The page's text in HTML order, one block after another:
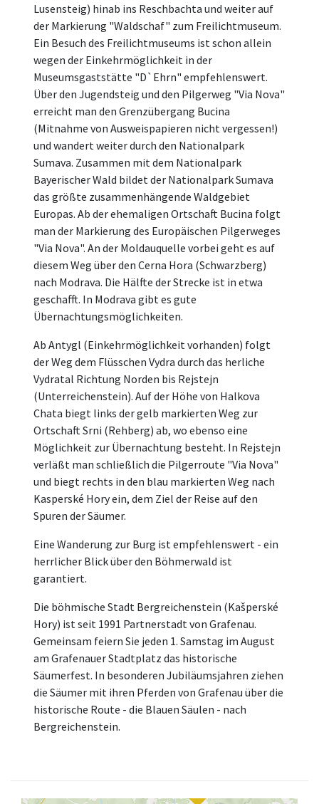
Lusensteig) hinab ins Reschbachta und weiter auf
der Markierung "Waldschaf" zum Freilichtmuseum.
Ein Besuch des Freilichtmuseums ist schon allein
wegen der Einkehrmöglichkeit in der
Museumsgaststätte "D`Ehrn" empfehlenswert.
Über den Jugendsteig und den Pilgerweg "Via Nova"
erreicht man den Grenzübergang Bucina
(Mitnahme von Ausweispapieren nicht vergessen!)
und wandert weiter durch den Nationalpark
Sumava. Zusammen mit dem Nationalpark
Bayerischer Wald bildet der Nationalpark Sumava
das größte zusammenhängende Waldgebiet
Europas. Ab der ehemaligen Ortschaft Bucina folgt
man der Markierung des Europäischen Pilgerweges
"Via Nova". An der Moldauquelle vorbei geht es auf
diesem Weg über den Cerna Hora (Schwarzberg)
nach Modrava. Die Hälfte der Strecke ist in etwa
geschafft. In Modrava gibt es gute
Übernachtungsmöglichkeiten.
Ab Antygl (Einkehrmöglichkeit vorhanden) folgt
der Weg dem Flüsschen Vydra durch das herliche
Vydratal Richtung Norden bis Rejstejn
(Unterreichenstein). Auf der Höhe von Halkova
Chata biegt links der gelb markierten Weg zur
Ortschaft Srni (Rehberg) ab, wo ebenso eine
Möglichkeit zur Übernachtung besteht. In Rejstejn
verläßt man schließlich die Pilgerroute "Via Nova"
und biegt rechts in den blau markierten Weg nach
Kasperské Hory ein, dem Ziel der Reise auf den
Spuren der Säumer.
Eine Wanderung zur Burg ist empfehlenswert - ein
herrlicher Blick über den Böhmerwald ist
garantiert.
Die böhmische Stadt Bergreichenstein (Kašperské
Hory) ist seit 1991 Partnerstadt von Grafenau.
Gemeinsam feiern Sie jeden 1. Samstag im August
am Grafenauer Stadtplatz das historische
Säumerfest. In besonderen Jubiläumsjahren ziehen
die Säumer mit ihren Pferden von Grafenau über die
historische Route - die Blauen Säulen - nach
Bergreichenstein.